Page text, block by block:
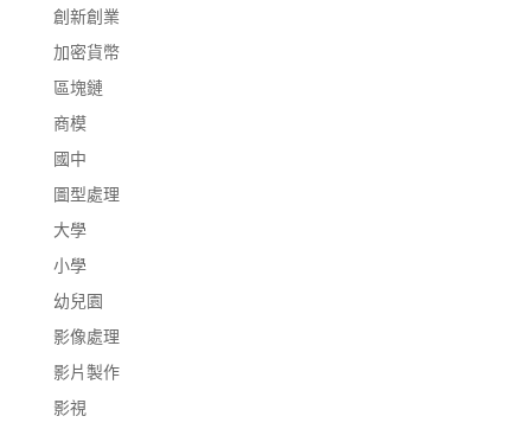
創新創業
加密貨幣
區塊鏈
商模
國中
圖型處理
大學
小學
幼兒園
影像處理
影片製作
影視